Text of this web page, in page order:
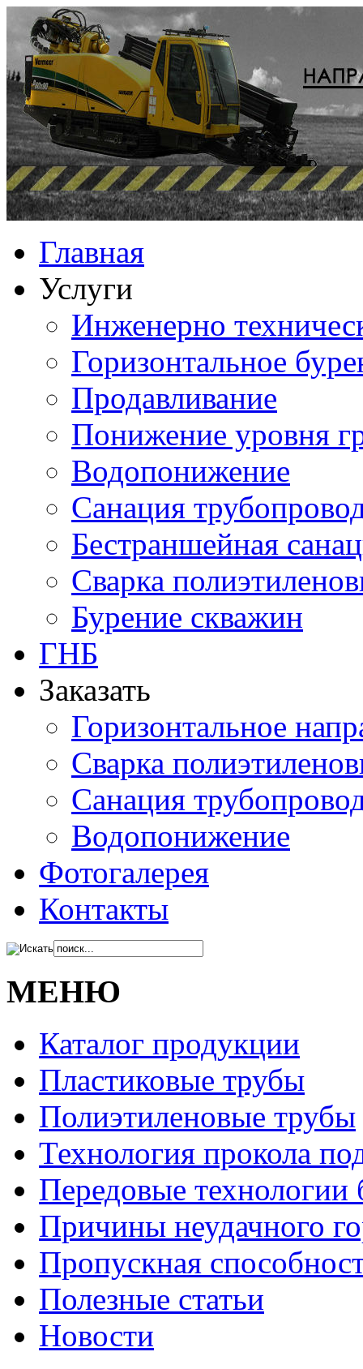
Главная
Услуги
Инженерно
Горизонтальное
Продавливание
Понижение уровня
Водопонижение
Санация
Бестраншейная
Сварка
Бурение скважин
ГНБ
Заказать
Горизонтальное
Сварка
Санация
Водопонижение
Фотогалерея
Контакты
МЕНЮ
Каталог продукции
Пластиковые трубы
Полиэтиленовые трубы
Технология прокола
Передовые технологии
Причины неудачного
Пропускная
Полезные статьи
Новости